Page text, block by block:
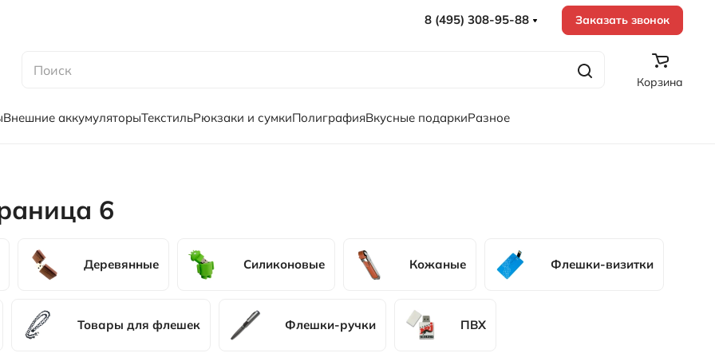
8 (495) 308-95-88 Заказать звонок
Корзина
Внешние аккумуляторыТекстильРюкзаки и сумкиПолиграфияВкусные подаркиРазное
6
Деревянные Силиконовые Кожаные Флешки-визитки
Товары для флешек Флешки-ручки ПВХ